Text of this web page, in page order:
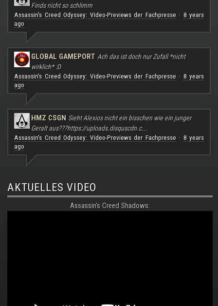
Finds nicht so schlimm
Assassin's Creed Odyssey: Video-Previews der Fachpresse· 8 years
ago
GLOBAL GAMEPORT Ach das ist doch nur Zufall *nicht
wirklich* :D
Assassin's Creed Odyssey: Video-Previews der Fachpresse· 8 years
ago
HMZ CSGN Sieht Alexios nicht ein bisschen wie ein junger
Geralt aus???https://uploads.disquscdn.c...
Assassin's Creed Odyssey: Video-Previews der Fachpresse· 8 years
ago
AKTUELLES VIDEO
Assassin's Creed Shadows: